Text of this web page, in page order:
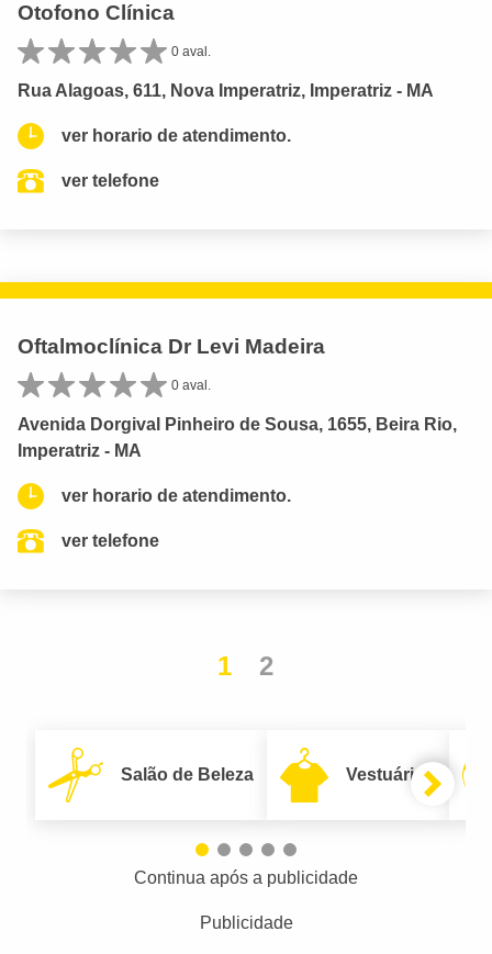
Otofono Clínica
0 aval.
Rua Alagoas, 611, Nova Imperatriz, Imperatriz - MA
ver horario de atendimento.
ver telefone
Oftalmoclínica Dr Levi Madeira
0 aval.
Avenida Dorgival Pinheiro de Sousa, 1655, Beira Rio,
Imperatriz - MA
ver horario de atendimento.
ver telefone
1 2
Salão de Beleza Vestuário
Continua após a publicidade
Publicidade